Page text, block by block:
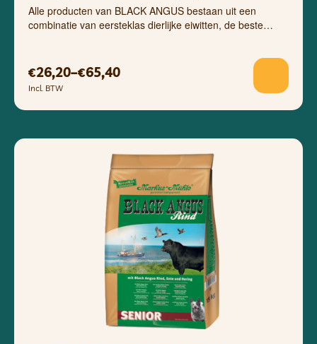
Alle producten van BLACK ANGUS bestaan ​​uit een
combinatie van eersteklas dierlijke eiwitten, de beste…
€26,20–€65,40
Incl. BTW